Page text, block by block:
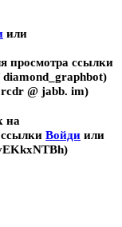
или
просмотра ссылки
@ jabb. im)
на
Войди или